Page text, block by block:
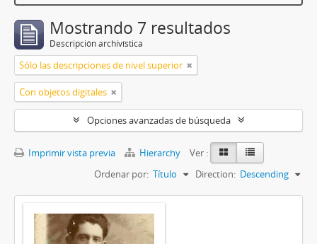
Mostrando 7 resultados
Descripción archivística
Sólo las descripciones de nivel superior
Con objetos digitales
Opciones avanzadas de búsqueda
Imprimir vista previa Hierarchy
Ver :
Ordenar por: Título Direction: Descending